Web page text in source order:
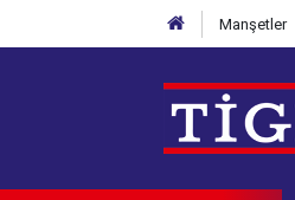
Manşetler